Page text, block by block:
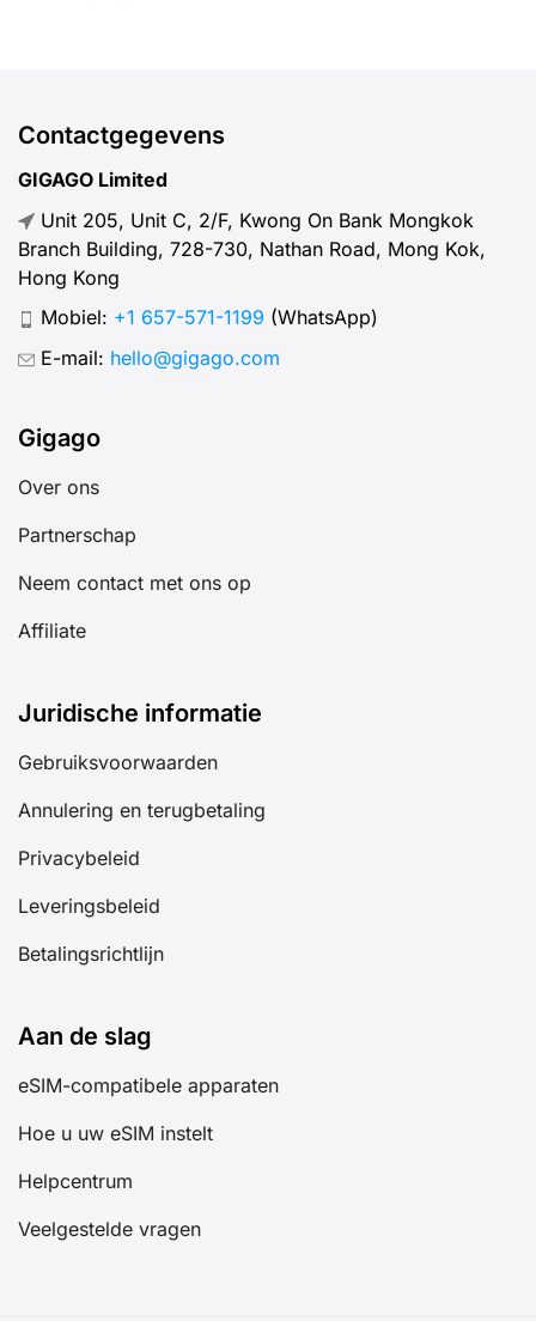
Contactgegevens
GIGAGO Limited
Unit 205, Unit C, 2/F, Kwong On Bank Mongkok
Branch Building, 728-730, Nathan Road, Mong Kok,
Hong Kong
Mobiel: +1 657-571-1199 (WhatsApp)
E-mail: hello@gigago.com
Gigago
Over ons
Partnerschap
Neem contact met ons op
Affiliate
Juridische informatie
Gebruiksvoorwaarden
Annulering en terugbetaling
Privacybeleid
Leveringsbeleid
Betalingsrichtlijn
Aan de slag
eSIM-compatibele apparaten
Hoe u uw eSIM instelt
Helpcentrum
Veelgestelde vragen